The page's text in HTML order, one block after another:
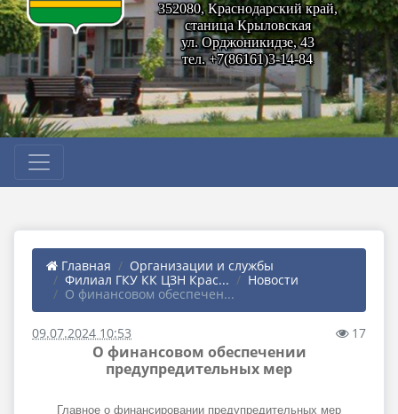
352080, Краснодарский край,
станица Крыловская
ул. Орджоникидзе, 43
тел. +7(86161)3-14-84
Главная
Организации и службы
Филиал ГКУ КК ЦЗН Крас...
Новости
О финансовом обеспечен...
09.07.2024 10:53 17
О финансовом обеспечении
предупредительных мер
Главное о финансировании предупредительных мер